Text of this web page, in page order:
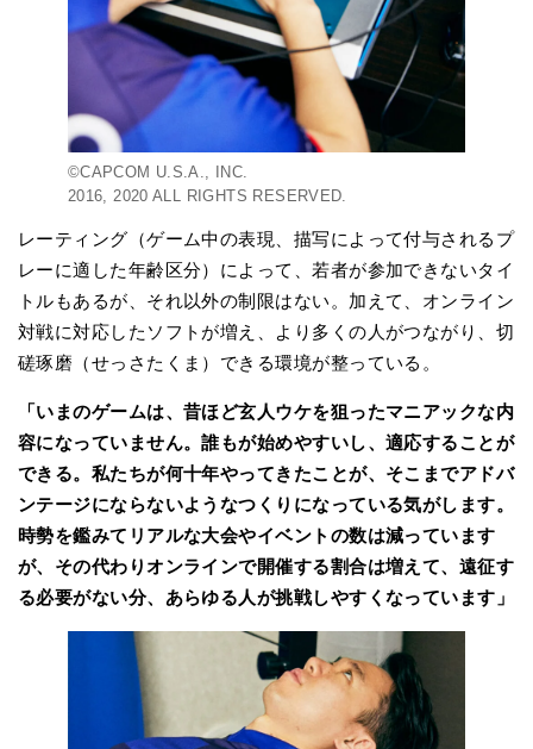
©CAPCOM U.S.A., INC.
2016, 2020 ALL RIGHTS RESERVED.
レーティング（ゲーム中の表現、描写によって付与されるプ
レーに適した年齢区分）によって、若者が参加できないタイ
トルもあるが、それ以外の制限はない。加えて、オンライン
対戦に対応したソフトが増え、より多くの人がつながり、切
磋琢磨（せっさたくま）できる環境が整っている。
「いまのゲームは、昔ほど玄人ウケを狙ったマニアックな内
容になっていません。誰もが始めやすいし、適応することが
できる。私たちが何十年やってきたことが、そこまでアドバ
ンテージにならないようなつくりになっている気がします。
時勢を鑑みてリアルな大会やイベントの数は減っています
が、その代わりオンラインで開催する割合は増えて、遠征す
る必要がない分、あらゆる人が挑戦しやすくなっています」